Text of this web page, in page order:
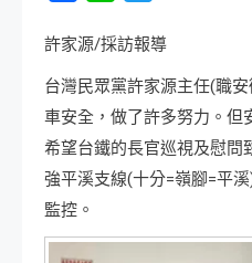
許家源/採訪報導
台灣民眾黨許家源主任(職
車安全，做了許多努力。但
希望台鐵的長官巡視及慰問
強平溪支線(十分=嶺腳=平
監控。